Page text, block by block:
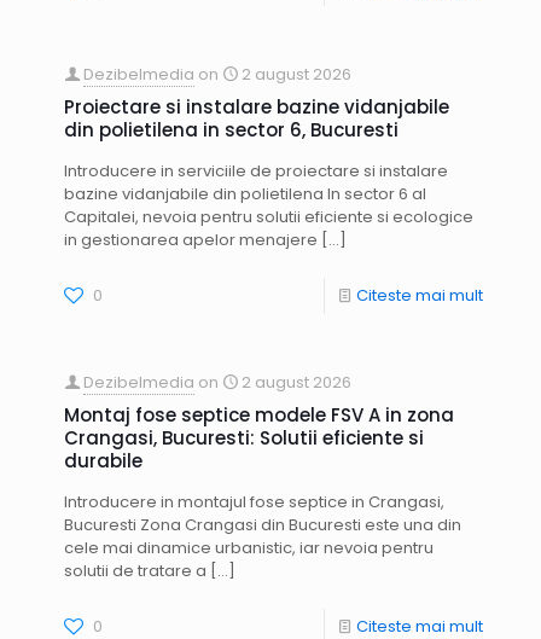
Dezibelmedia on 2 august 2026
Proiectare si instalare bazine vidanjabile
din polietilena in sector 6, Bucuresti
Introducere in serviciile de proiectare si instalare
bazine vidanjabile din polietilena In sector 6 al
Capitalei, nevoia pentru solutii eficiente si ecologice
in gestionarea apelor menajere […]
0 Citeste mai mult
Dezibelmedia on 2 august 2026
Montaj fose septice modele FSV A in zona
Crangasi, Bucuresti: Solutii eficiente si
durabile
Introducere in montajul fose septice in Crangasi,
Bucuresti Zona Crangasi din Bucuresti este una din
cele mai dinamice urbanistic, iar nevoia pentru
solutii de tratare a […]
0 Citeste mai mult